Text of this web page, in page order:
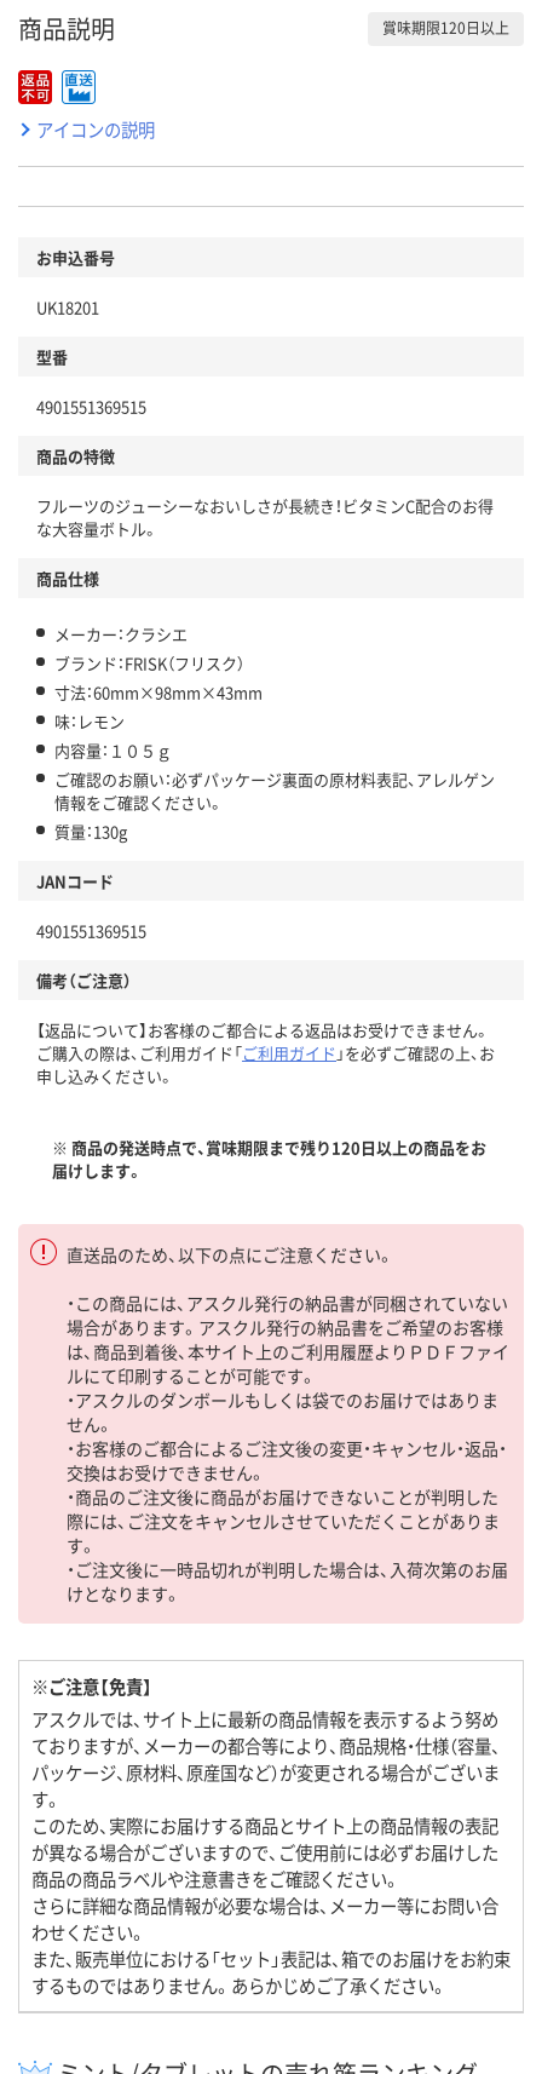
商品説明 賞味期限120日以上
アイコンの説明
お申込番号
UK18201
型番
4901551369515
商品の特徴
フルーツのジューシーなおいしさが長続き！ビタミンC配合のお得
な大容量ボトル。
商品仕様
メーカー：クラシエ
ブランド：FRISK（フリスク）
寸法：60mm×98mm×43mm
味：レモン
内容量：１０５ｇ
ご確認のお願い：必ずパッケージ裏面の原材料表記、アレルゲン
情報をご確認ください。
質量：130g
JANコード
4901551369515
備考（ご注意）
【返品について】お客様のご都合による返品はお受けできません。
ご購入の際は、ご利用ガイド「ご利用ガイド 」を必ずご確認の上、お
申し込みください。
※ 商品の発送時点で、賞味期限まで残り120日以上の商品をお
届けします。
直送品のため、以下の点にご注意ください。
・この商品には、アスクル発行の納品書が同梱されていない
場合があります。アスクル発行の納品書をご希望のお客様
は、商品到着後、本サイト上のご利用履歴よりＰＤＦファイ
ルにて印刷することが可能です。
・アスクルのダンボールもしくは袋でのお届けではありま
せん。
・お客様のご都合によるご注文後の変更・キャンセル・返品・
交換はお受けできません。
・商品のご注文後に商品がお届けできないことが判明した
際には、ご注文をキャンセルさせていただくことがありま
す。
・ご注文後に一時品切れが判明した場合は、入荷次第のお届
けとなります。
※ご注意【免責】
アスクルでは、サイト上に最新の商品情報を表示するよう努め
ておりますが、メーカーの都合等により、商品規格・仕様（容量、
パッケージ、原材料、原産国など）が変更される場合がございま
す。
このため、実際にお届けする商品とサイト上の商品情報の表記
が異なる場合がございますので、ご使用前には必ずお届けした
商品の商品ラベルや注意書きをご確認ください。
さらに詳細な商品情報が必要な場合は、メーカー等にお問い合
わせください。
また、販売単位における「セット」表記は、箱でのお届けをお約束
するものではありません。あらかじめご了承ください。